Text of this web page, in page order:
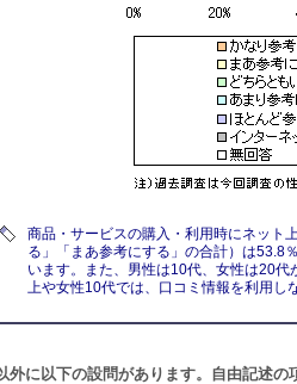
商品・サービスの購入・利用時にネット
る」「まあ参考にする」の合計）は53.8
います。また、男性は10代、女性は20
上や女性10代では、口コミ情報を利用し
外に以下の設問があります。自由記述の